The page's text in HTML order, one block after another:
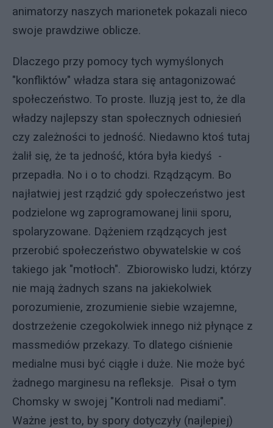
animatorzy naszych marionetek pokazali nieco
swoje prawdziwe oblicze.
Dlaczego przy pomocy tych wymyślonych
"konfliktów" władza stara się antagonizować
społeczeństwo. To proste. Iluzją jest to, że dla
władzy najlepszy stan społecznych odniesień
czy zależności to jedność. Niedawno ktoś tutaj
żalił się, że ta jedność, która była kiedyś -
przepadła. No i o to chodzi. Rządzącym. Bo
najłatwiej jest rządzić gdy społeczeństwo jest
podzielone wg zaprogramowanej linii sporu,
spolaryzowane. Dążeniem rządzących jest
przerobić społeczeństwo obywatelskie w coś
takiego jak "motłoch". Zbiorowisko ludzi, którzy
nie mają żadnych szans na jakiekolwiek
porozumienie, zrozumienie siebie wzajemne,
dostrzeżenie czegokolwiek innego niż płynące z
massmediów przekazy. To dlatego ciśnienie
medialne musi być ciągłe i duże. Nie może być
żadnego marginesu na refleksje. Pisał o tym
Chomsky w swojej "Kontroli nad mediami".
Ważne jest to, by spory dotyczyły (najlepiej)